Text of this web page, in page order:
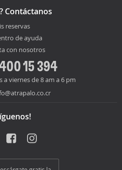
Contáctanos
reservas
de ayuda
con nosotros
15 394
a viernes de 8 am a 6 pm